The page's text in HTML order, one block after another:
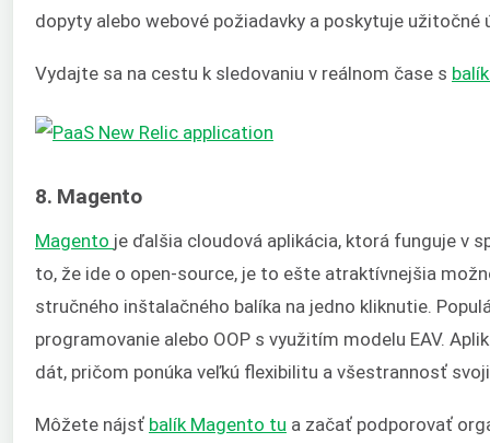
dopyty alebo webové požiadavky a poskytuje
Vydajte sa na cestu k sledovaniu v reálnom čase s
8. Magento
Magento je ďalšia cloudová aplikácia, ktorá funguje v
to, že ide o open-source, je to ešte atraktívnejšia
stručného inštalačného balíka na jedno kliknutie.
programovanie alebo OOP s využitím modelu EAV.
dát, pričom ponúka veľkú flexibilitu a všestrannosť
Môžete nájsť balík Magento tu a začať podporovať